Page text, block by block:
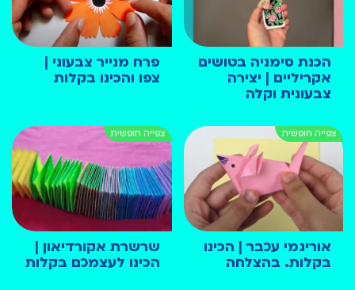
הכנת סימניה בטושים
אקריליים | יצירה
צבעונית וקלה
פרח מנייר צבעוני |
צפו והכינו בקלות
אוריגמי עכבר | הכינו
בקלות. בהצלחה
שרשרת אקורדיאון |
הכינו לעצמכם בקלות